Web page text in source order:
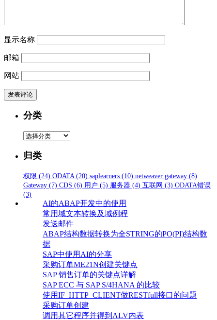
显示名称
邮箱
网站
分类
分
归类
权限 (24) ODATA (20) saplearners (10) netweaver gateway (8)
Gateway (7) CDS (6) 用户 (5) 服务器 (4) 互联网 (3) ODATA错误
(3)
AI的ABAP开发中的使用
常用域文本转换及域例程
发送邮件
ABAP结构数据转换为全STRING的PO(PI)结构数
据
SAP中使用AI的分享
采购订单ME21N创建关键点
SAP 销售订单的关键点详解
SAP ECC 与 SAP S/4HANA 的比较
使用IF_HTTP_CLIENT做RESTfull接口的问题
采购订单创建
调用其它程序并得到ALV内表